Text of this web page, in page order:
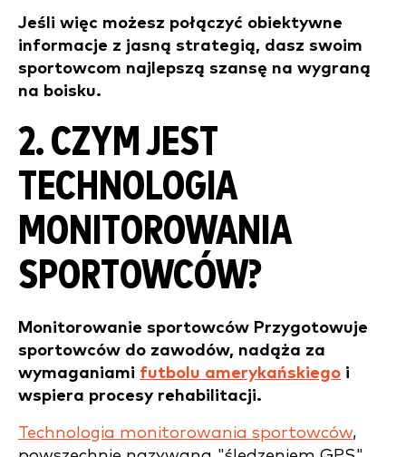
Jeśli więc możesz połączyć obiektywne
informacje z jasną strategią, dasz swoim
sportowcom najlepszą szansę na wygraną
na boisku.
2. CZYM JEST
TECHNOLOGIA
MONITOROWANIA
SPORTOWCÓW?
Monitorowanie sportowców Przygotowuje
sportowców do zawodów, nadąża za
wymaganiami futbolu amerykańskiego i
wspiera procesy rehabilitacji.
Technologia monitorowania sportowców,